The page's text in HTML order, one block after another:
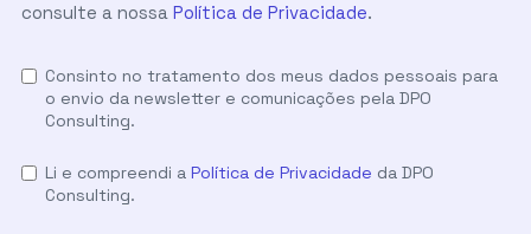
consulte a nossa Política de Privacidade.
Consinto no tratamento dos meus dados pessoais para
o envio da newsletter e comunicações pela DPO
Consulting.
Li e compreendi a Política de Privacidade da DPO
Consulting.